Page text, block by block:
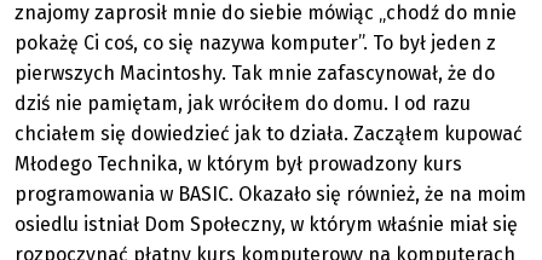
znajomy zaprosił mnie do siebie mówiąc „chodź do mnie
pokażę Ci coś, co się nazywa komputer”. To był jeden z
pierwszych Macintoshy. Tak mnie zafascynował, że do
dziś nie pamiętam, jak wróciłem do domu. I od razu
chciałem się dowiedzieć jak to działa. Zacząłem kupować
Młodego Technika, w którym był prowadzony kurs
programowania w BASIC. Okazało się również, że na moim
osiedlu istniał Dom Społeczny, w którym właśnie miał się
rozpoczynać płatny kurs komputerowy na komputerach